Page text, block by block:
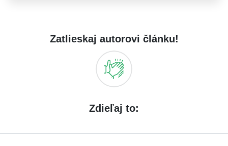
Zatlieskaj autorovi článku!
Zdieľaj to: